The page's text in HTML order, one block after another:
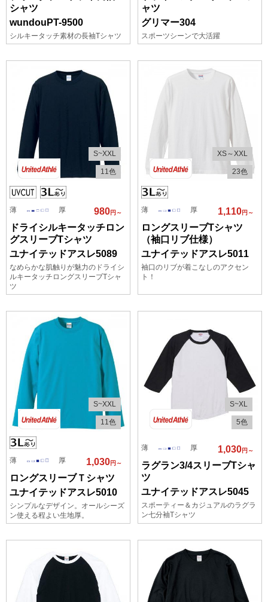
シャツ
wundouPT-9500
シルキータッチ素材の長袖Tシャツ
ャツ
グリマー304
スポーツシーンで大活躍
11色
S~XXL
薄 厚 980円～
ドライシルキータッチロン
グスリーブTシャツ
ユナイテッドアスレ5089
なめらかな肌触りが魅力のドライシ
ルキータッチロングスリーブTシャ
ツ
23色
XS～XXL
薄 厚 1,110円～
ロングスリーブTシャツ
（袖口リブ仕様）
ユナイテッドアスレ5011
袖口のリブが着こなしのアクセン
ト！
11色
S~XXL
薄 厚 1,030円～
ロングスリーブＴシャツ
ユナイテッドアスレ5010
シンプルなデザイン。オールシーズ
ン使える程よい生地厚。
5色
S~XL
薄 厚 1,030円～
ラグラン3/4スリーブTシャ
ツ
ユナイテッドアスレ5045
スポーティー＆カジュアルのラグラ
ン七分袖Tシャツ